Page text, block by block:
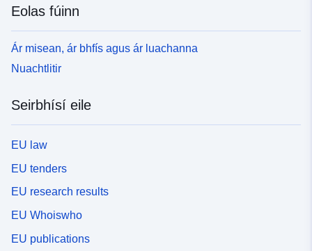
Eolas fúinn
Ár misean, ár bhfís agus ár luachanna
Nuachtlitir
Seirbhísí eile
EU law
EU tenders
EU research results
EU Whoiswho
EU publications